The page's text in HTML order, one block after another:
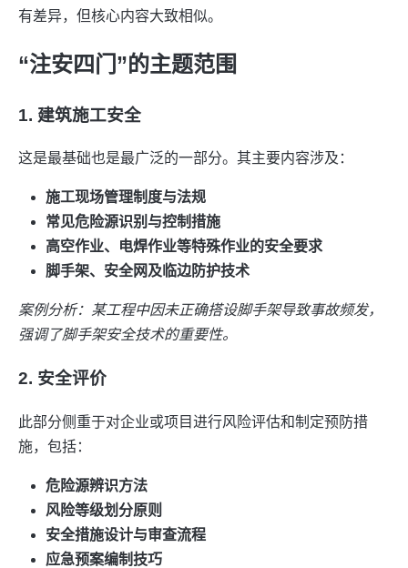
有差异，但核心内容大致相似。
“注安四门”的主题范围
1. 建筑施工安全
这是最基础也是最广泛的一部分。其主要内容涉及：
施工现场管理制度与法规
常见危险源识别与控制措施
高空作业、电焊作业等特殊作业的安全要求
脚手架、安全网及临边防护技术
案例分析：某工程中因未正确搭设脚手架导致事故频发，
强调了脚手架安全技术的重要性。
2. 安全评价
此部分侧重于对企业或项目进行风险评估和制定预防措
施，包括：
危险源辨识方法
风险等级划分原则
安全措施设计与审查流程
应急预案编制技巧